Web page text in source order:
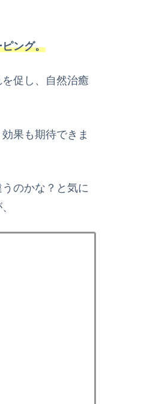
ング。
促し、自然治癒
果も期待できま
のかな？と気に